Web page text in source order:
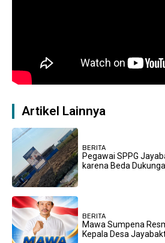
Artikel Lainnya
BERITA
Pegawai SPPG
karena Beda
BERITA
Mawa Sumpena
Kepala Desa